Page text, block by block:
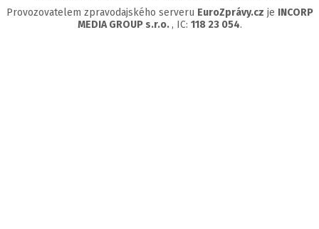
Provozovatelem zpravodajského serveru EuroZprávy.cz je INCORP
MEDIA GROUP s.r.o. , IC: 118 23 054.